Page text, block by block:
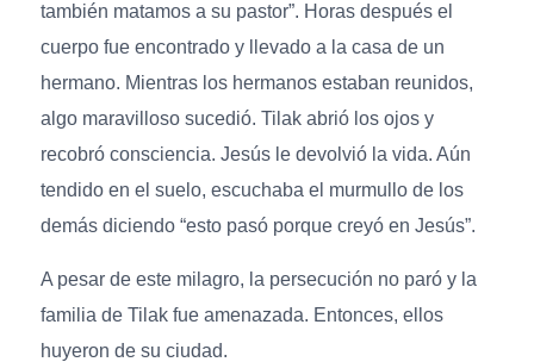
también matamos a su pastor”. Horas después el
cuerpo fue encontrado y llevado a la casa de un
hermano. Mientras los hermanos estaban reunidos,
algo maravilloso sucedió. Tilak abrió los ojos y
recobró consciencia. Jesús le devolvió la vida. Aún
tendido en el suelo, escuchaba el murmullo de los
demás diciendo “esto pasó porque creyó en Jesús”.
A pesar de este milagro, la persecución no paró y la
familia de Tilak fue amenazada. Entonces, ellos
huyeron de su ciudad.